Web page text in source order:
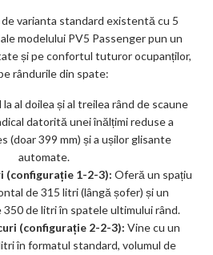
varianta standard existentă cu 5
modelului PV5 Passenger pun un
și pe confortul tuturor ocupanților,
rândurile din spate:
al doilea și al treilea rând de scaune
datorită unei înălțimi reduse a
(doar 399 mm) și a ușilor glisante
automate.
(configurație 1-2-3): Oferă un spațiu
de 315 litri (lângă șofer) și un
de litri în spatele ultimului rând.
(configurație 2-2-3): Vine cu un
în formatul standard, volumul de